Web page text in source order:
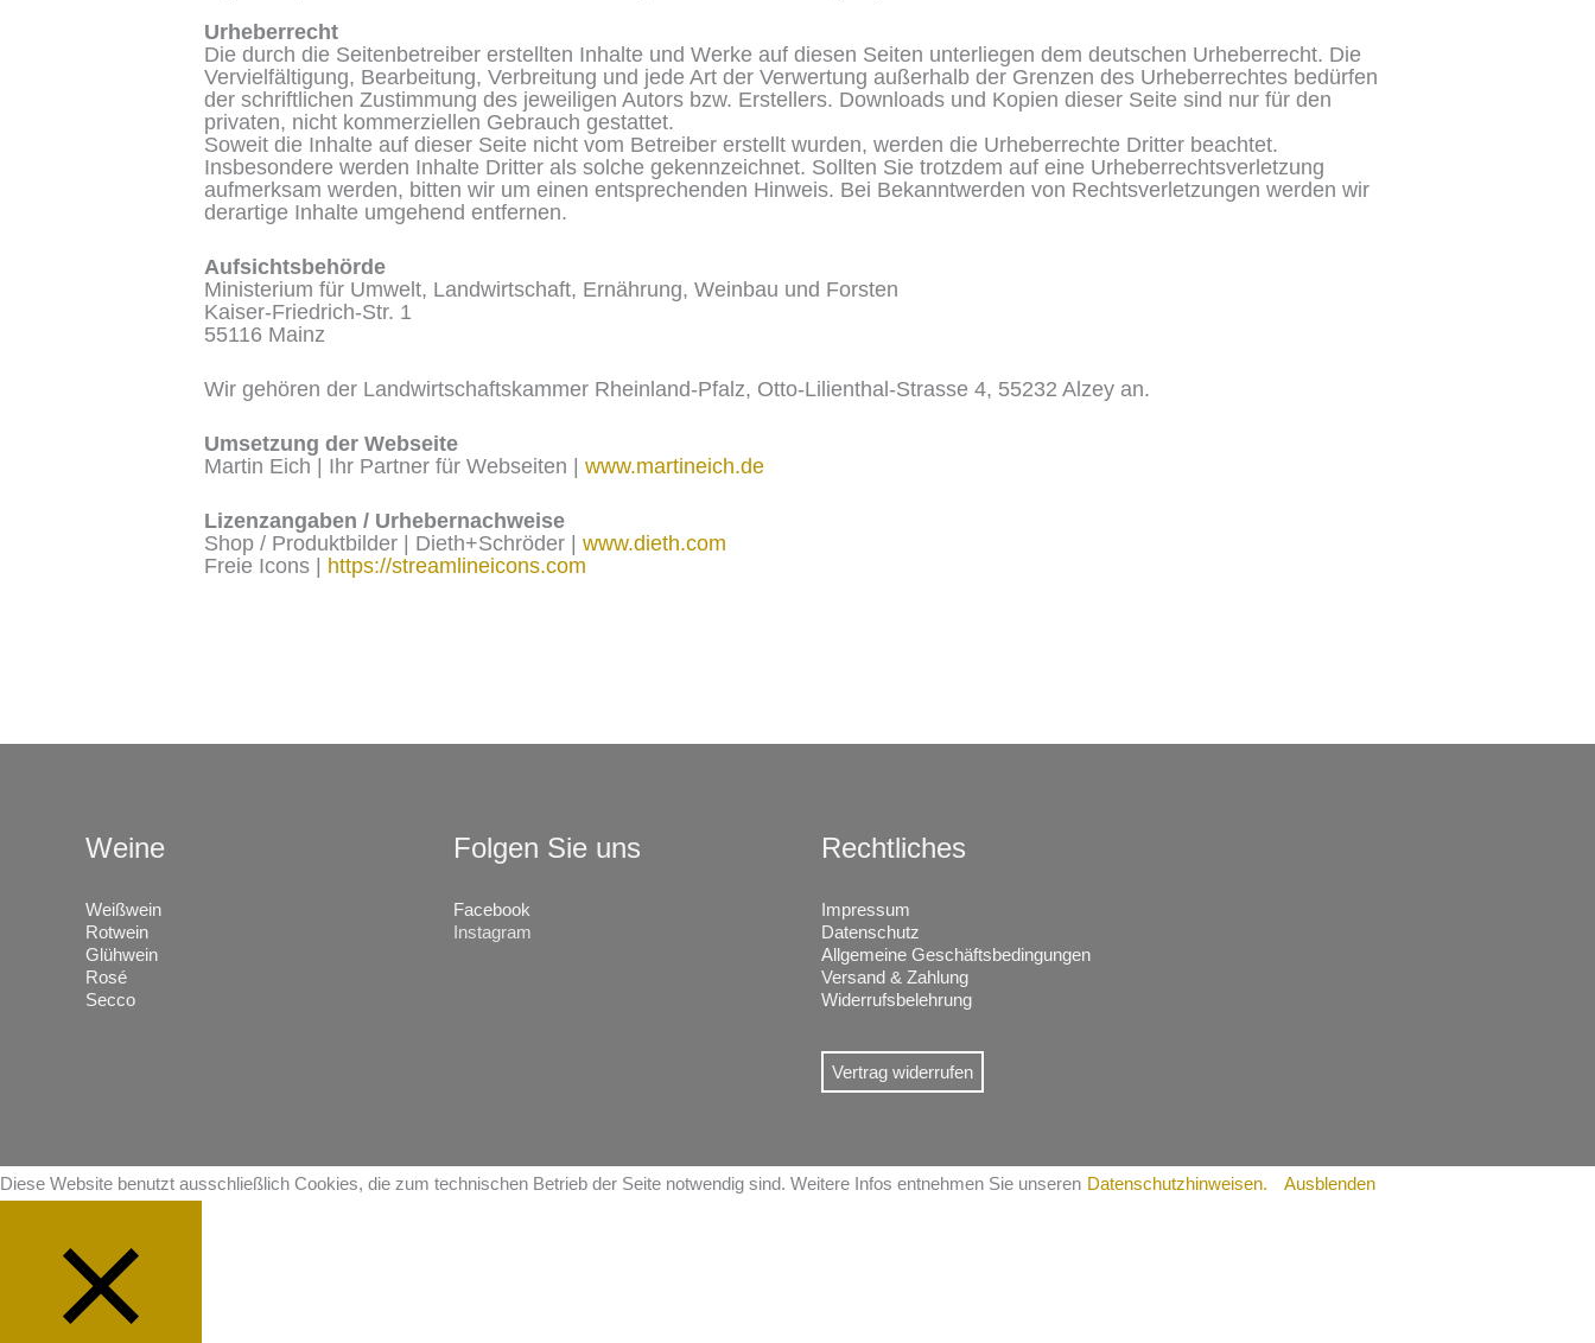
Urheberrecht
Die durch die Seitenbetreiber erstellten Inhalte und Werke auf diesen Seiten unterliegen dem deutschen Urheberrecht. Die
Vervielfältigung, Bearbeitung, Verbreitung und jede Art der Verwertung außerhalb der Grenzen des Urheberrechtes bedürfen
der schriftlichen Zustimmung des jeweiligen Autors bzw. Erstellers. Downloads und Kopien dieser Seite sind nur für den
privaten, nicht kommerziellen Gebrauch gestattet.
Soweit die Inhalte auf dieser Seite nicht vom Betreiber erstellt wurden, werden die Urheberrechte Dritter beachtet.
Insbesondere werden Inhalte Dritter als solche gekennzeichnet. Sollten Sie trotzdem auf eine Urheberrechtsverletzung
aufmerksam werden, bitten wir um einen entsprechenden Hinweis. Bei Bekanntwerden von Rechtsverletzungen werden wir
derartige Inhalte umgehend entfernen.
Aufsichtsbehörde
Ministerium für Umwelt, Landwirtschaft, Ernährung, Weinbau und Forsten
Kaiser-Friedrich-Str. 1
55116 Mainz
Wir gehören der Landwirtschaftskammer Rheinland-Pfalz, Otto-Lilienthal-Strasse 4, 55232 Alzey an.
Umsetzung der Webseite
Martin Eich | Ihr Partner für Webseiten |www.martineich.de
Lizenzangaben / Urhebernachweise
Shop / Produktbilder | Dieth+Schröder |www.dieth.com
Freie Icons | https://streamlineicons.com
Weine
Weißwein
Rotwein
Glühwein
Rosé
Secco
Folgen Sie uns
Facebook
Instagram
Rechtliches
Impressum
Datenschutz
Allgemeine Geschäftsbedingungen
Versand & Zahlung
Widerrufsbelehrung
Vertrag widerrufen
Diese Website benutzt ausschließlich Cookies, die zum technischen Betrieb der Seite notwendig sind. Weitere Infos entnehmen Sie unseren Datenschutzhinweisen. Ausblenden